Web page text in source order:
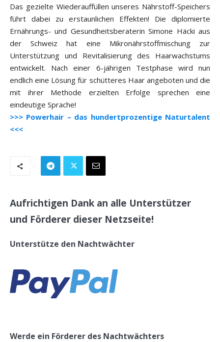
Das gezielte Wiederauffüllen unseres Nährstoff-Speichers
führt dabei zu erstaunlichen Effekten! Die diplomierte
Ernährungs- und Gesundheitsberaterin Simone Häcki aus
der Schweiz hat eine Mikronährstoffmischung zur
Unterstützung und Revitalisierung des Haarwachstums
entwickelt. Nach einer 6-jährigen Testphase wird nun
endlich eine Lösung für schütteres Haar angeboten und die
mit ihrer Methode erzielten Erfolge sprechen eine
eindeutige Sprache!
>>> Powerhair – das hundertprozentige Naturtalent
<<<
Aufrichtigen Dank an alle Unterstützer
und Förderer dieser Netzseite!
Unterstütze den Nachtwächter
Werde ein Förderer des Nachtwächters